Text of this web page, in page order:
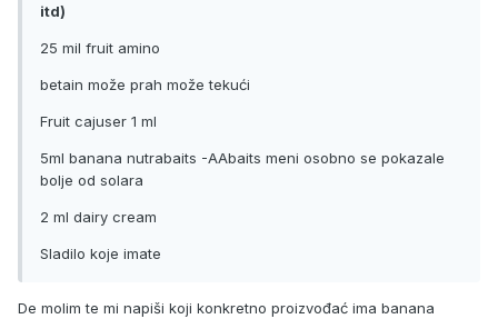
itd)
25 mil fruit amino
betain može prah može tekući
Fruit cajuser 1 ml
5ml banana nutrabaits -AAbaits meni osobno se pokazale
bolje od solara
2 ml dairy cream
Sladilo koje imate
De molim te mi napiši koji konkretno proizvođać ima banana